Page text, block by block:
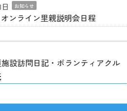
お知らせ
ンライン里親説明会日程
設訪問日記・ボランティアクル